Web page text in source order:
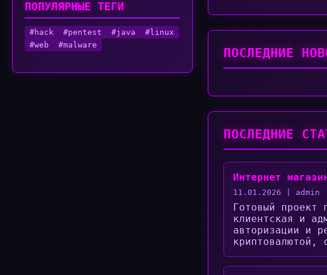
ПОПУЛЯРНЫЕ ТЕГИ
#hack #pentest #java
#linux
#web
#malware
ПОСЛЕДНИЕ
ПОСЛЕДНИЕ
Интернет
11.01.2026 | admin
Готовый проект
клиентская и
авторизации и
криптовалютой,